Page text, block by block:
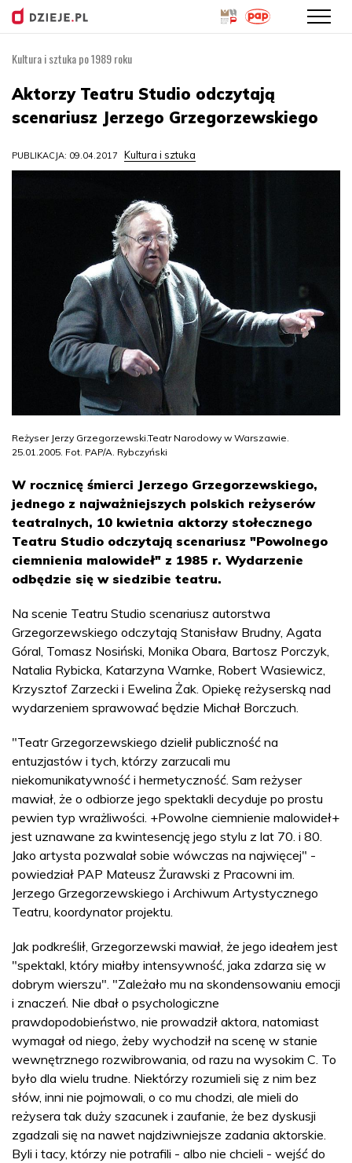
treści
Kultura i sztuka po 1989 roku
Aktorzy Teatru Studio odczytają
scenariusz Jerzego Grzegorzewskiego
PUBLIKACJA: 09.04.2017 Kultura i sztuka
Reżyser Jerzy Grzegorzewski.Teatr Narodowy w Warszawie.
25.01.2005. Fot. PAP/A. Rybczyński
W rocznicę śmierci Jerzego Grzegorzewskiego,
jednego z najważniejszych polskich reżyserów
teatralnych, 10 kwietnia aktorzy stołecznego
Teatru Studio odczytają scenariusz "Powolnego
ciemnienia malowideł" z 1985 r. Wydarzenie
odbędzie się w siedzibie teatru.
Na scenie Teatru Studio scenariusz autorstwa
Grzegorzewskiego odczytają Stanisław Brudny, Agata
Góral, Tomasz Nosiński, Monika Obara, Bartosz Porczyk,
Natalia Rybicka, Katarzyna Warnke, Robert Wasiewicz,
Krzysztof Zarzecki i Ewelina Żak. Opiekę reżyserską nad
wydarzeniem sprawować będzie Michał Borczuch.
"Teatr Grzegorzewskiego dzielił publiczność na
entuzjastów i tych, którzy zarzucali mu
niekomunikatywność i hermetyczność. Sam reżyser
mawiał, że o odbiorze jego spektakli decyduje po prostu
pewien typ wrażliwości. +Powolne ciemnienie malowideł+
jest uznawane za kwintesencję jego stylu z lat 70. i 80.
Jako artysta pozwalał sobie wówczas na najwięcej" -
powiedział PAP Mateusz Żurawski z Pracowni im.
Jerzego Grzegorzewskiego i Archiwum Artystycznego
Teatru, koordynator projektu.
Jak podkreślił, Grzegorzewski mawiał, że jego ideałem jest
"spektakl, który miałby intensywność, jaka zdarza się w
dobrym wierszu". "Zależało mu na skondensowaniu emocji
i znaczeń. Nie dbał o psychologiczne
prawdopodobieństwo, nie prowadził aktora, natomiast
wymagał od niego, żeby wychodził na scenę w stanie
wewnętrznego rozwibrowania, od razu na wysokim C. To
było dla wielu trudne. Niektórzy rozumieli się z nim bez
słów, inni nie pojmowali, o co mu chodzi, ale mieli do
reżysera tak duży szacunek i zaufanie, że bez dyskusji
zgadzali się na nawet najdziwniejsze zadania aktorskie.
Byli i tacy, którzy nie potrafili - albo nie chcieli - wejść do